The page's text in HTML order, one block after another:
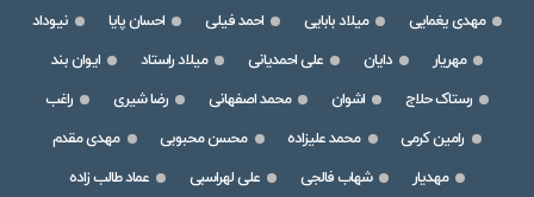
مهدی یغمایی
میلاد بابایی احمد فیلی احسان پایا
نیوداد
مهریار
دایان علی احمدیانی میلاد راستاد
ایوان بند
رستاک حلاج
اشوان محمد اصفهانی رضا شیری
راغب
رامین کرمی
محمد علیزاده محسن محبوبی
مهدی مقدم
مهدیار
شهاب فالجی علی لهراسبی
عماد طالب زاده